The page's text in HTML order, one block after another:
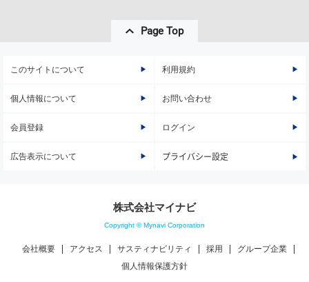
Page Top
このサイトについて 利用規約
個人情報について お問い合わせ
会員登録 ログイン
広告表示について プライバシー設定
株式会社マイナビ
Copyright © Mynavi Corporation
会社概要 アクセス サスティナビリティ 採用
グループ企業
個人情報保護方針